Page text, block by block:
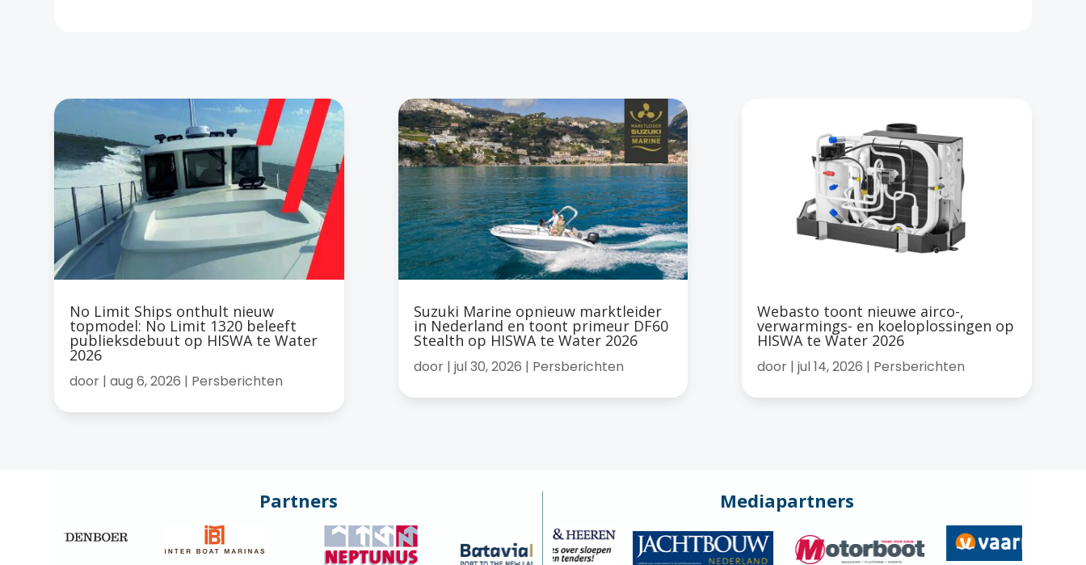
No Limit Ships onthult nieuw
topmodel: No Limit 1320 beleeft
publieksdebuut op HISWA te Water
2026
door |aug 6, 2026 | Persberichten
Suzuki Marine opnieuw marktleider
in Nederland en toont primeur DF60
Stealth op HISWA te Water 2026
door | jul 30, 2026 | Persberichten
Webasto toont nieuwe airco-,
verwarmings- en koeloplossingen op
HISWA te Water 2026
door | jul 14, 2026 | Persberichten
Partners Mediapartners